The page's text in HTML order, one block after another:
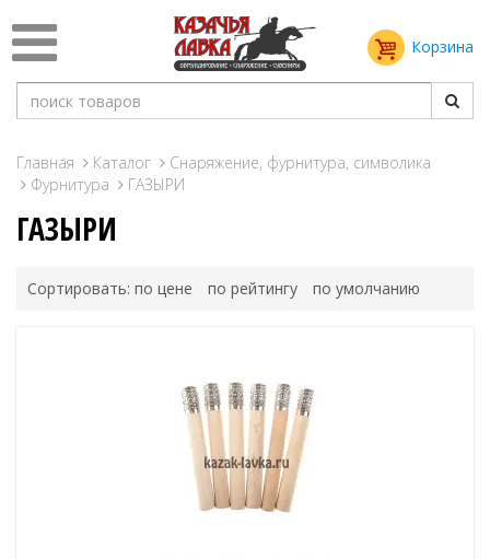
Корзина
Главная Каталог
Снаряжение, фурнитура, символика
Фурнитура
ГАЗЫРИ
ГАЗЫРИ
Сортировать: по цене по рейтингу по умолчанию